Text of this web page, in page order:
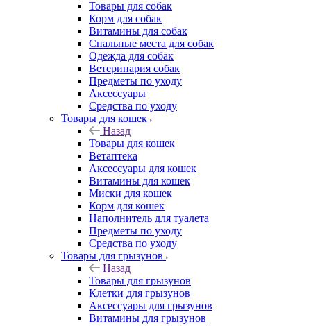
Товары для собак
Корм для собак
Витамины для собак
Спальные места для собак
Одежда для собак
Ветеринария собак
Предметы по уходу
Аксессуары
Средства по уходу
Товары для кошек
Назад
Товары для кошек
Ветаптека
Аксессуары для кошек
Витамины для кошек
Миски для кошек
Корм для кошек
Наполнитель для туалета
Предметы по уходу
Средства по уходу
Товары для грызунов
Назад
Товары для грызунов
Клетки для грызунов
Аксессуары для грызунов
Витамины для грызунов